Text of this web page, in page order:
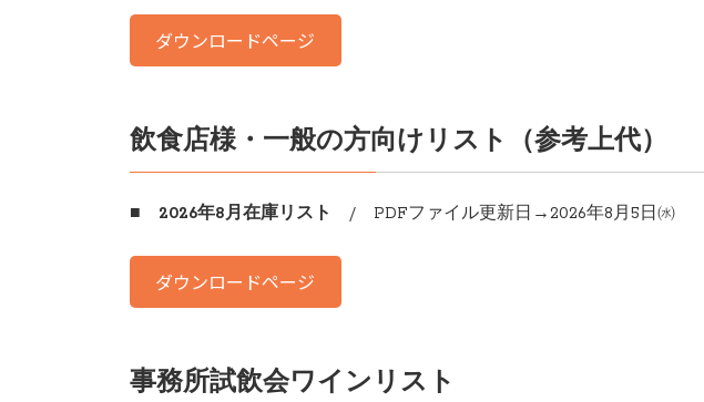
ダウンロードページ
飲食店様・一般の方向けリスト （参考上代）
■ 2026年8月在庫リスト / PDFファイル更新日→2026年8月5日㈬
ダウンロードページ
事務所試飲会ワインリスト